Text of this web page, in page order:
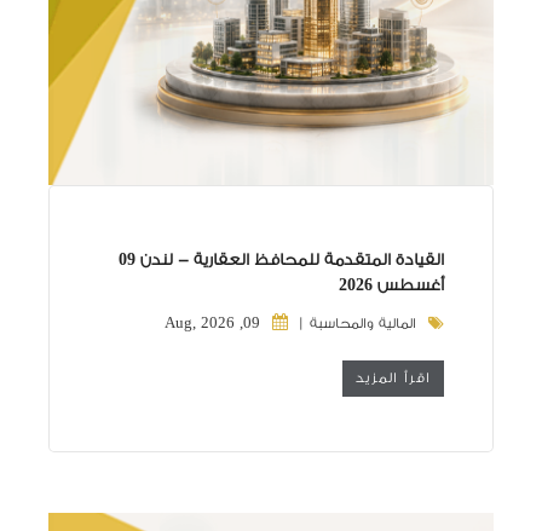
القيادة المتقدمة للمحافظ العقارية - لندن 09
أغسطس 2026
المالية والمحاسبة | 09, Aug, 2026
اقرأ المزيد